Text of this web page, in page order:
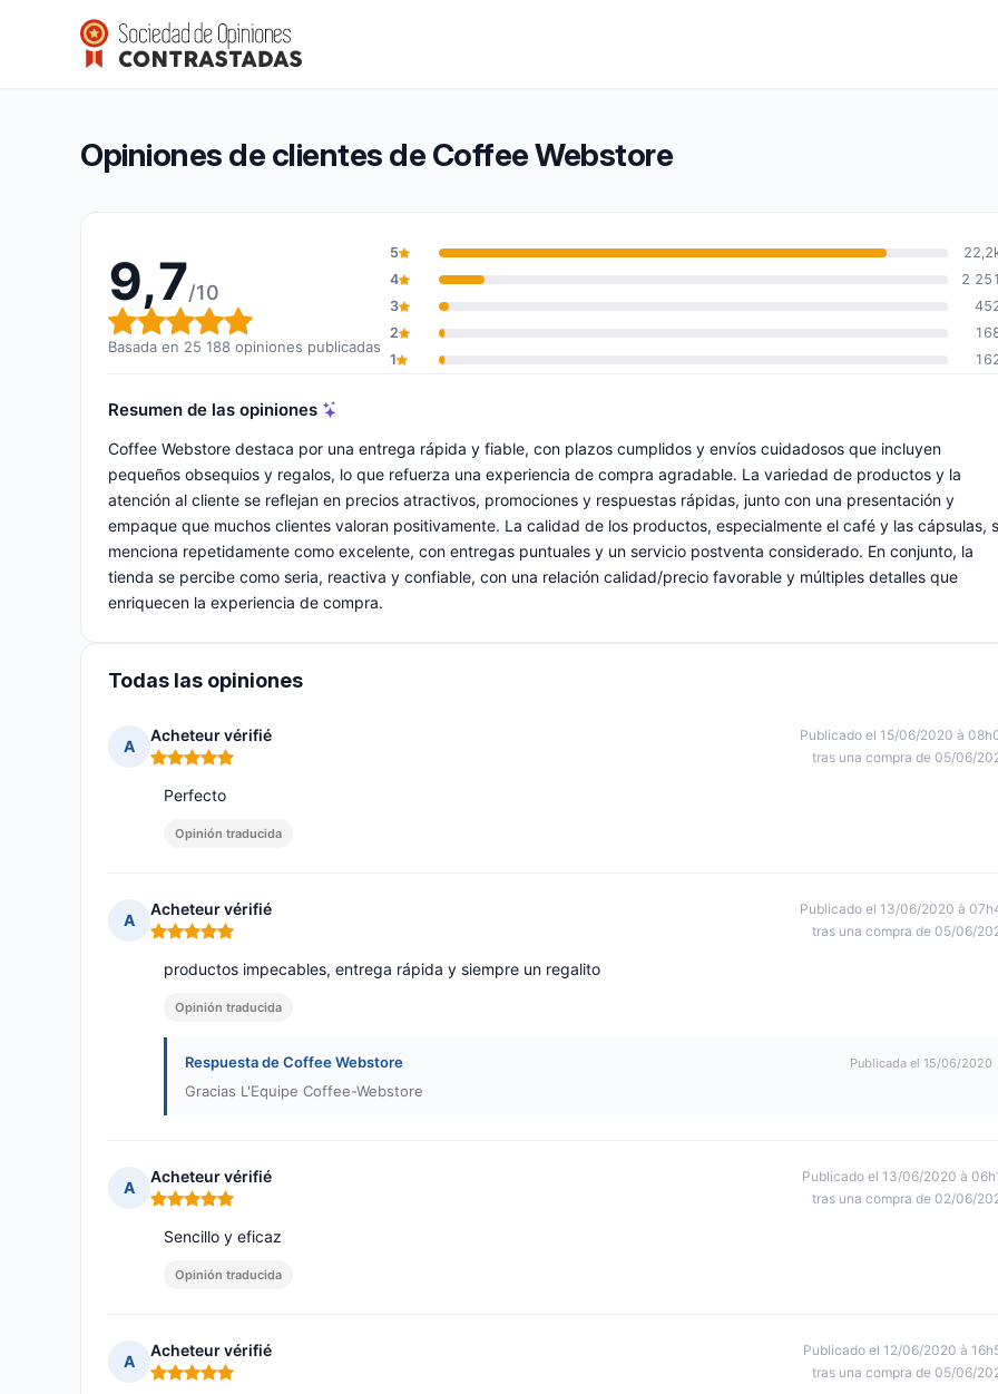
Coffee Webstore
Calificación global: 9,7 de 10
9,7/10(25 188 opiniones)
Opiniones de clientes de Coffee Webstore
9,7/10
Calificación global: 9,7 de 10
Basada en 25 188 opiniones publicadas
5
4
2 251
3
2
1
Resumen de las opiniones
Coffee Webstore destaca por una entrega rápida y fiable, con plazos cumplidos y envíos cuidadosos que incluyen
pequeños obsequios y regalos, lo que refuerza una experiencia de compra agradable. La variedad de productos y la
atención al cliente se reflejan en precios atractivos, promociones y respuestas rápidas, junto con una presentación y
empaque que muchos clientes valoran positivamente. La calidad de los productos, especialmente el café y las cápsulas,
menciona repetidamente como excelente, con entregas puntuales y un servicio postventa considerado. En conjunto, la
tienda se percibe como seria, reactiva y confiable, con una relación calidad/precio favorable y múltiples detalles que
enriquecen la experiencia de compra.
Todas las opiniones
A
Acheteur vérifié
Nota: 5 de 5
Publicado el 15/06/2020 à
tras una compra de 05/06/
Perfecto
Opinión traducida
A
Acheteur vérifié
Nota: 5 de 5
Publicado el 13/06/2020 à
tras una compra de 05/06/
productos impecables, entrega rápida y siempre un regalito
Opinión traducida
Respuesta de Coffee Webstore Publicada el 15/06/2020
Gracias L'Equipe Coffee-Webstore
A
Acheteur vérifié
Nota: 5 de 5
Publicado el 13/06/2020 à
tras una compra de 02/06/
Sencillo y eficaz
Opinión traducida
A
Acheteur vérifié
Nota: 5 de 5
Publicado el 12/06/2020 à
tras una compra de 05/06/